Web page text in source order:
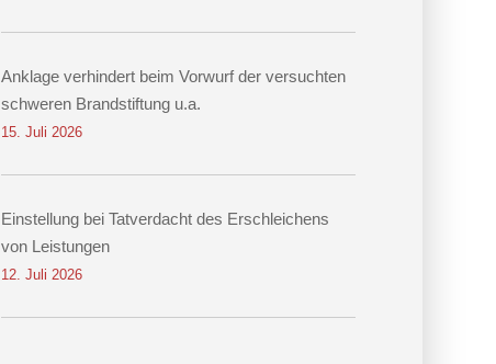
Anklage verhindert beim Vorwurf der versuchten
schweren Brandstiftung u.a.
15. Juli 2026
Einstellung bei Tatverdacht des Erschleichens
von Leistungen
12. Juli 2026